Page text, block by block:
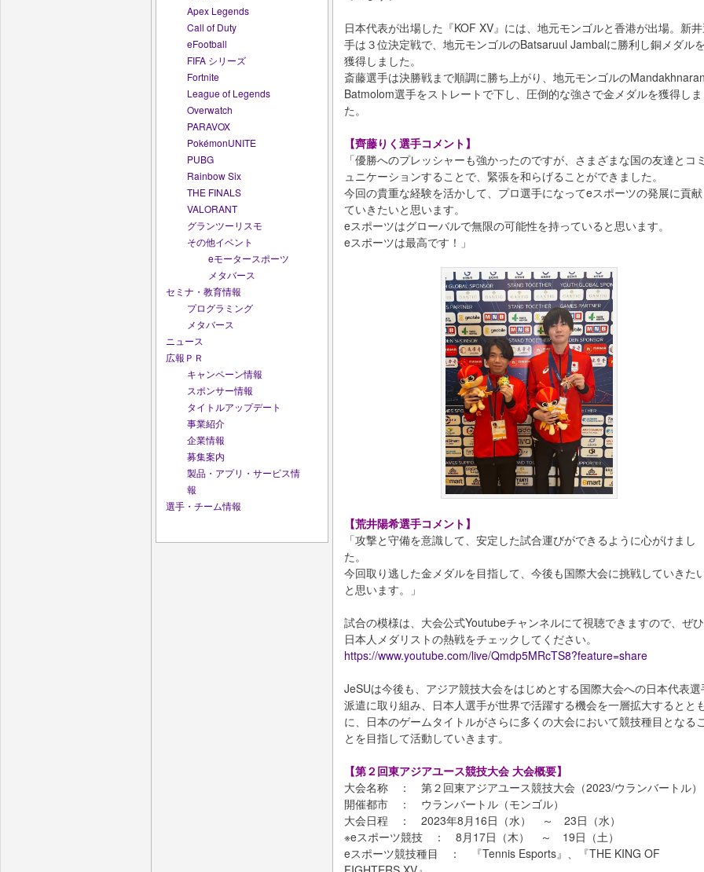
Apex Legends
Call of Duty
eFootball
FIFA シリーズ
Fortnite
League of Legends
Overwatch
PARAVOX
PokémonUNITE
PUBG
Rainbow Six
THE FINALS
VALORANT
グランツーリスモ
その他イベント
eモータースポーツ
メタバース
セミナ・教育情報
プログラミング
メタバース
ニュース
広報ＰＲ
キャンペーン情報
スポンサー情報
タイトルアップデート
事業紹介
企業情報
募集案内
製品・アプリ・サービス情
報
選手・チーム情報
日本代表が出場した『KOF XV』には、地元モンゴルと香港が出場。新
手は３位決定戦で、地元モンゴルのBatsaruul Jambalに勝利し銅メダルを
獲得しました。
斎藤選手は決勝戦まで順調に勝ち上がり、地元モンゴルのMandakhnaran
Batmolom選手をストレートで下し、圧倒的な強さで金メダルを獲得しま
た。
【齊藤りく選手コメント】
「優勝へのプレッシャーも強かったのですが、さまざまな国の友達とコミ
ュニケーションすることで、緊張を和らげることができました。
今回の貴重な経験を活かして、プロ選手になってeスポーツの発展に貢献
ていきたいと思います。
eスポーツはグローバルで無限の可能性を持っていると思います。
eスポーツは最高です！」
【荒井陽希選手コメント】
「攻撃と守備を意識して、安定した試合運びができるように心がけまし
た。
今回取り逃した金メダルを目指して、今後も国際大会に挑戦していきた
と思います。」
試合の模様は、大会公式Youtubeチャンネルにて視聴できますので、ぜひ
日本人メダリストの熱戦をチェックしてください。
https://www.youtube.com/live/Qmdp5MRcTS8?feature=share
JeSUは今後も、アジア競技大会をはじめとする国際大会への日本代表選
派遣に取り組み、日本人選手が世界で活躍する機会を一層拡大するとと
に、日本のゲームタイトルがさらに多くの大会において競技種目となるこ
とを目指して活動していきます。
【第２回東アジアユース競技大会 大会概要】
大会名称 ： 第２回東アジアユース競技大会（2023/ウランバートル）
開催都市 ： ウランバートル（モンゴル）
大会日程 ： 2023年8月16日（水） ～ 23日（水）
※eスポーツ競技 ： 8月17日（木） ～ 19日（土）
eスポーツ競技種目 ： 『Tennis Esports』、『THE KING OF